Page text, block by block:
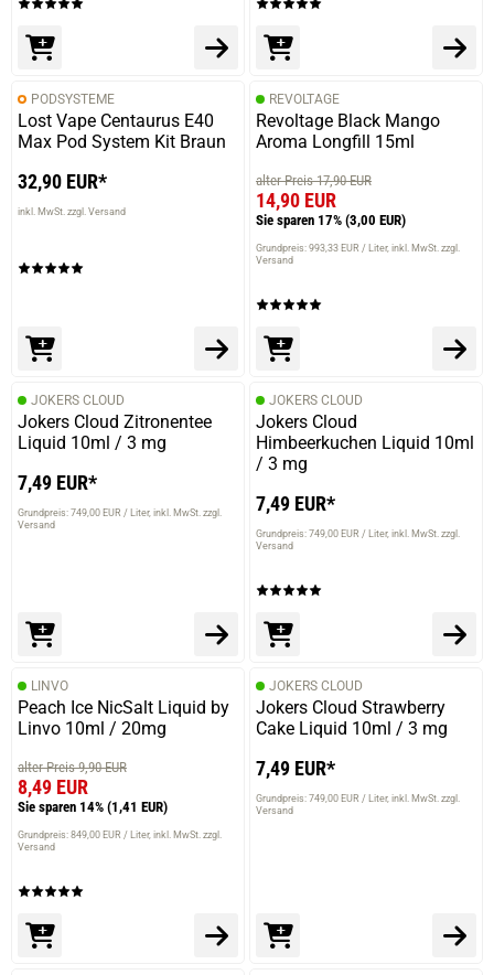
Trustedshops.de
verifizierter Onlinekauf.
Ich liebe dieses Kaffeearoma.
Trustedshops.de
Doris S.
PODSYSTEME
Lost Vape Centaurus E40
Max Pod System Kit Braun
32,90 EUR*
inkl. MwSt. zzgl. Versand
REVOLTAGE
Revoltage Black Mango
Aroma Longfill 15ml
alter Preis 17,90 EUR
14,90 EUR
Sie sparen 17% (3,00 EUR)
Grundpreis: 993,33 EUR / Liter inkl. MwSt. zzgl.
Versand
JOKERS CLOUD
Jokers Cloud Zitronentee
Liquid 10ml / 3 mg
7,49 EUR*
Grundpreis: 749,00 EUR / Liter inkl. MwSt. zzgl.
Versand
JOKERS CLOUD
Jokers Cloud
Himbeerkuchen Liquid 10ml
/ 3 mg
7,49 EUR*
Grundpreis: 749,00 EUR / Liter inkl. MwSt. zzgl.
Versand
LINVO
Peach Ice NicSalt Liquid by
Linvo 10ml / 20mg
alter Preis 9,90 EUR
8,49 EUR
Sie sparen 14% (1,41 EUR)
Grundpreis: 849,00 EUR / Liter inkl. MwSt. zzgl.
Versand
JOKERS CLOUD
Jokers Cloud Strawberry
Cake Liquid 10ml / 3 mg
7,49 EUR*
Grundpreis: 749,00 EUR / Liter inkl. MwSt. zzgl.
Versand